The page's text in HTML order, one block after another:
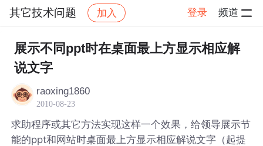
其它技术问题 加入 登录 频道
社区 其它技术问题 帖子详情
展示不同ppt时在桌面最上方显示相应解
说文字
raoxing1860
2010-08-23
求助程序或其它方法实现这样一个效果，给领导展示节
能的ppt和网站时桌面最上方显示相应解说文字（起提